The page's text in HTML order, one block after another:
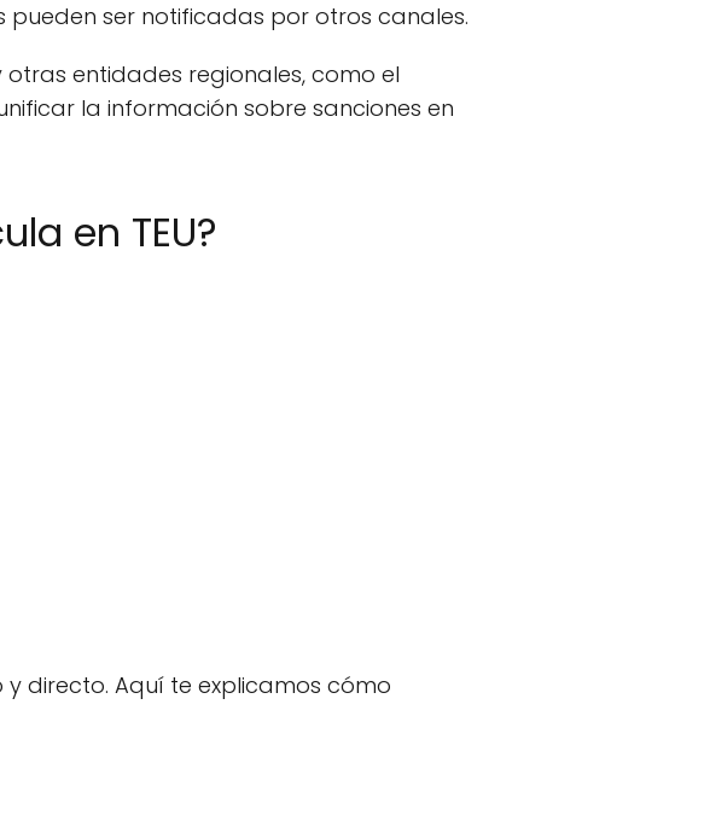
pueden ser notificadas por otros canales.
entidades regionales, como el
la información sobre sanciones en
en TEU?
directo. Aquí te explicamos cómo